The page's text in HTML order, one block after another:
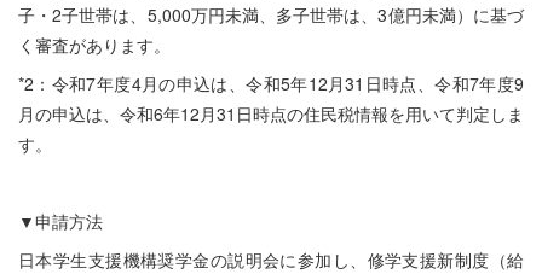
子・2子世帯は、5,000万円未満、多子世帯は、3億円未満）に基づ
く審査があります。
*2：令和7年度4月の申込は、令和5年12月31日時点、令和7年度9
月の申込は、令和6年12月31日時点の住民税情報を用いて判定しま
す。
▼申請方法
日本学生支援機構奨学金の説明会に参加し、修学支援新制度（給